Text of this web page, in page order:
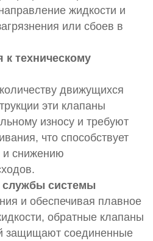
жидкости и
или сбоев в
к техническому
движущихся
эти клапаны
износу и требуют
что способствует
и снижению
службы системы
и обеспечивая плавное
обратные клапаны
защищают соединенные